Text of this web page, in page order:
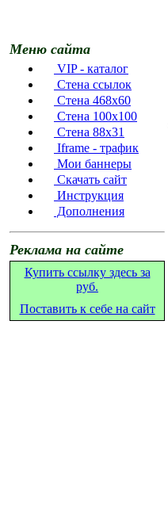
Меню сайта
VIP - каталог
Стена ссылок
Стена 468х60
Стена 100х100
Стена 88х31
Iframe - трафик
Мои баннеры
Скачать сайт
Инструкция
Дополнения
Реклама на сайте
Купить ссылку здесь за
руб.
Поставить к себе на сайт